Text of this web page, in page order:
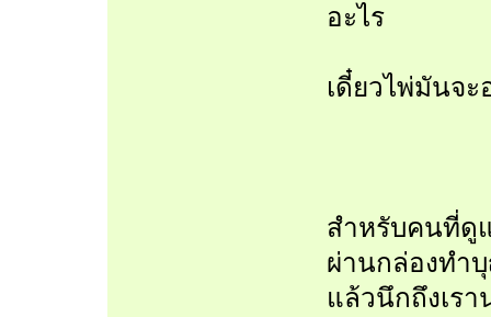
อะไร
เดี๋ยวไพ่มันจะ
สำหรับคนที่ดู
ผ่านกล่องทำ
แล้วนึกถึงเรา